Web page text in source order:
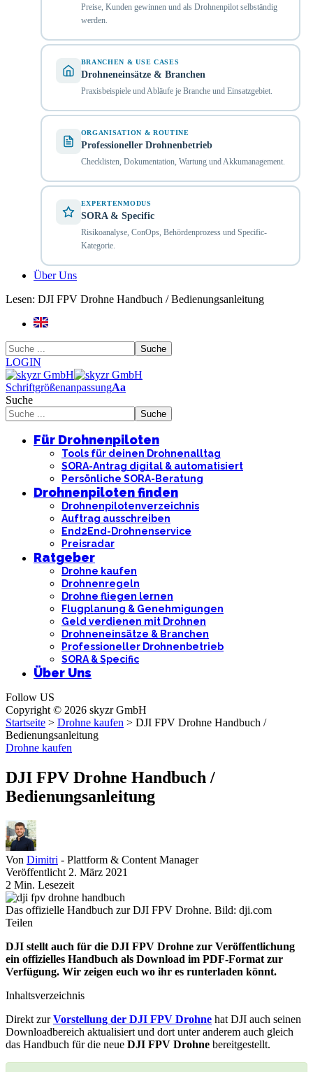
Preise, Kunden gewinnen und als Drohnenpilot selbständig
werden.
BRANCHEN & USE CASES
Drohneneinsätze & Branchen
Praxisbeispiele und Abläufe je Branche und Einsatzgebiet.
ORGANISATION & ROUTINE
Professioneller Drohnenbetrieb
Checklisten, Dokumentation, Wartung und Akkumanagement.
EXPERTENMODUS
SORA & Specific
Risikoanalyse, ConOps, Behördenprozess und Specific-
Kategorie.
Über Uns
Lesen: DJI FPV Drohne Handbuch / Bedienungsanleitung
LOGIN
SchriftgrößenanpassungAa
Suche
Für Drohnenpiloten
Tools für deinen Drohnenalltag
SORA-Antrag digital & automatisiert
Persönliche SORA-Beratung
Drohnenpiloten finden
Drohnenpilotenverzeichnis
Auftrag ausschreiben
End2End-Drohnenservice
Preisradar
Ratgeber
Drohne kaufen
Drohnenregeln
Drohne fliegen lernen
Flugplanung & Genehmigungen
Geld verdienen mit Drohnen
Drohneneinsätze & Branchen
Professioneller Drohnenbetrieb
SORA & Specific
Über Uns
Follow US
Copyright © 2026 skyzr GmbH
Startseite > Drohne kaufen > DJI FPV Drohne Handbuch /
Bedienungsanleitung
Drohne kaufen
DJI FPV Drohne Handbuch /
Bedienungsanleitung
Von Dimitri - Plattform & Content Manager
Veröffentlicht 2. März 2021
2 Min. Lesezeit
Das offizielle Handbuch zur DJI FPV Drohne. Bild: dji.com
Teilen
DJI stellt auch für die DJI FPV Drohne zur Veröffentlichung
ein offizielles Handbuch als Download im PDF-Format zur
Verfügung. Wir zeigen euch wo ihr es runterladen könnt.
Inhaltsverzeichnis
Direkt zurVorstellung der DJI FPV Drohne hat DJI auch seinen
Downloadbereich aktualisiert und dort unter anderem auch gleich
das Handbuch für die neue DJI FPV Drohne bereitgestellt.